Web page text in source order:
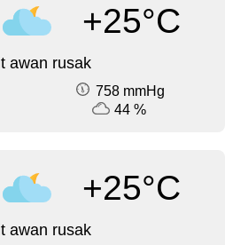
+25°C
awan rusak
758 mmHg
44 %
+25°C
awan rusak